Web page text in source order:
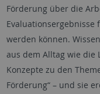
Förderung über die
werden können.
aus dem Alltag wie die
Konzepte zu den
Förderung“ – und sie